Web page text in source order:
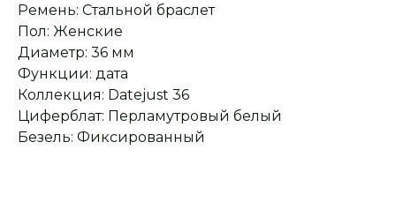
Ремень: Стальной браслет
Пол: Женские
Диаметр: 36 мм
Функции: дата
Коллекция: Datejust 36
Циферблат: Перламутровый белый
Безель: Фиксированный